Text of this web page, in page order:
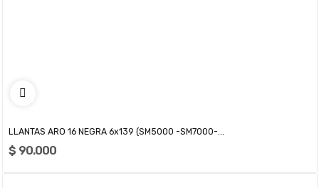
LLANTAS ARO 16 NEGRA 6x139 (SM5000 -SM7000-...
$ 90.000